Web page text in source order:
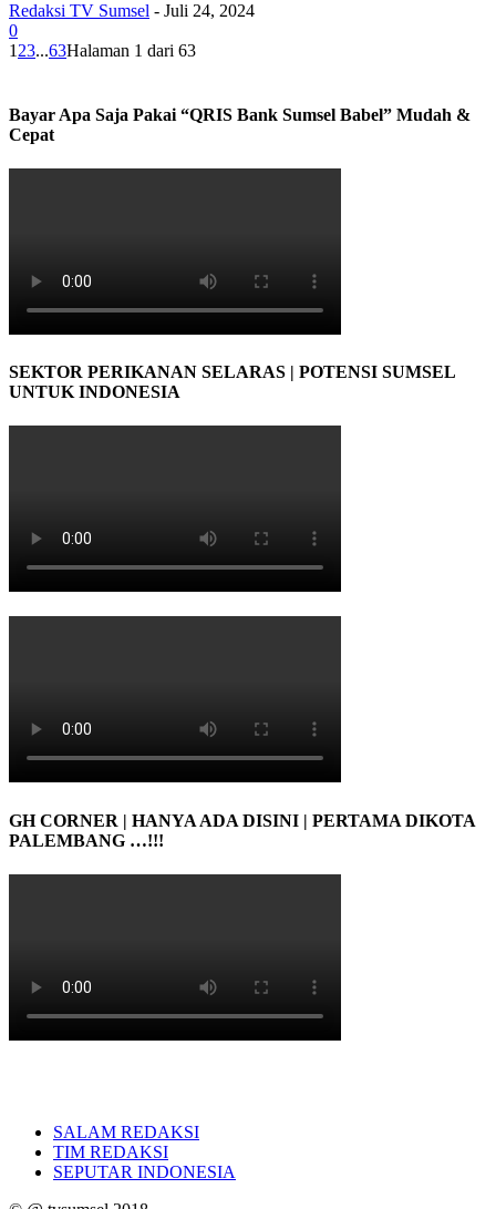
Redaksi TV Sumsel - Juli 24, 2024
0
1 23...63Halaman 1 dari 63
Bayar Apa Saja Pakai “QRIS Bank Sumsel Babel” Mudah &
Cepat
SEKTOR PERIKANAN SELARAS | POTENSI SUMSEL
UNTUK INDONESIA
GH CORNER | HANYA ADA DISINI | PERTAMA DIKOTA
PALEMBANG …!!!
SALAM REDAKSI
TIM REDAKSI
SEPUTAR INDONESIA